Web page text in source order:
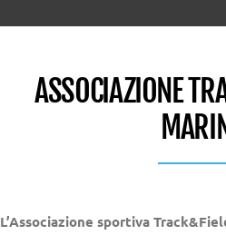
ASSOCIAZIONE
L’Associazione sportiva